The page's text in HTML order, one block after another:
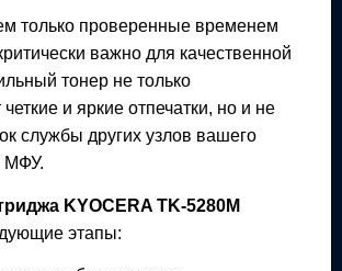
только проверенные временем
важно для качественной
тонер не только
и яркие отпечатки, но и не
службы других узлов вашего
МФУ.
KYOCERA TK-5280M
этапы: